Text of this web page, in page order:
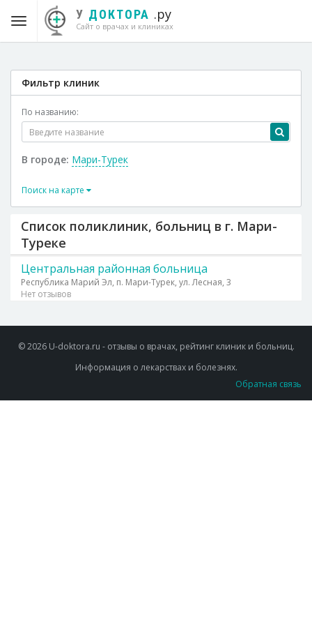
У ДОКТОРА .ру
Сайт о врачах и клиниках
Фильтр клиник
По названию:
В городе: Мари-Турек
Поиск на карте
Список поликлиник, больниц в г. Мари-
Туреке
Центральная районная больница
Республика Марий Эл, п. Мари-Турек, ул. Лесная, 3
Нет отзывов
© 2026 U-doktora.ru - отзывы о врачах, рейтинг клиник и больниц.
Информация о лекарствах и болезнях.
Обратная связь